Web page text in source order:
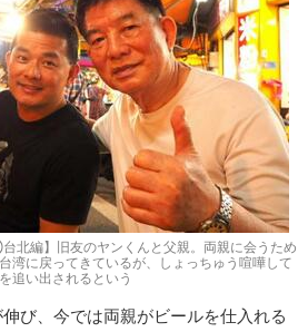
北編】旧友のヤンくんと父親。両親に会うため
湾に戻ってきているが、しょっちゅう喧嘩して
追い出されるという
び、今では両親がビールを仕入れる